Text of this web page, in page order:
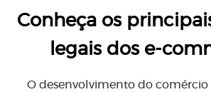
Conheça os
legais dos e-
O desenvolvimento do comércio